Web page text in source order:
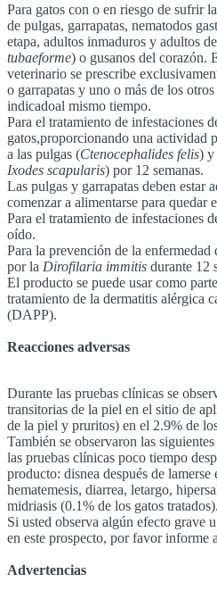
Para gatos con o en riesgo de sufrir
de pulgas, garrapatas, nematodos
etapa, adultos inmaduros y adultos de
tubaeforme) o gusanos del corazón.
veterinario se prescribe
o garrapatas y uno o más de los
indicadoal mismo tiempo.
Para el tratamiento de infestaciones
gatos,proporcionando una actividad
a las pulgas (Ctenocephalides felis) y
Ixodes scapularis) por 12 semanas.
Las pulgas y garrapatas deben estar
comenzar a alimentarse para quedar
Para el tratamiento de infestaciones
oído.
Para la prevención de la enfermedad
por la Dirofilaria immitis durante 12
El producto se puede usar como
tratamiento de la dermatitis alérgica
(DAPP).
Reacciones adversas
Durante las pruebas clínicas se
transitorias de la piel en el sitio de
de la piel y pruritos) en el 2.9% de
También se observaron las
las pruebas clínicas poco tiempo
producto: disnea después de
hematemesis, diarrea, letargo,
midriasis (0.1% de los gatos tratados).
Si usted observa algún efecto grave
en este prospecto, por favor informe
Advertencias